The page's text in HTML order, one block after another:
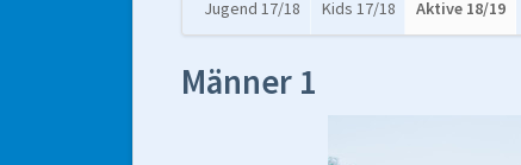
Jugend 17/18
Kids 17/18 Aktive 18/19
Männer 1